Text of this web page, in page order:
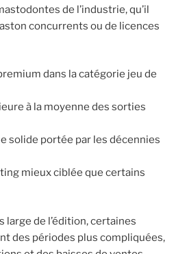
de l’industrie, qu’il
concurrents ou de licences
dans la catégorie jeu de
à la moyenne des sorties
solide portée par les décennies
mieux ciblée que certains
large de l’édition, certaines
des périodes plus compliquées,